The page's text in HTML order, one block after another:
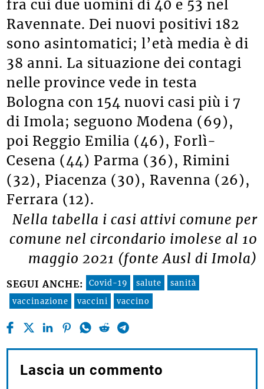
fra cui due uomini di 40 e 53 nel
Ravennate. Dei nuovi positivi 182
sono asintomatici; l’età media è di
38 anni. La situazione dei contagi
nelle province vede in testa
Bologna con 154 nuovi casi più i 7
di Imola; seguono Modena (69),
poi Reggio Emilia (46), Forlì-
Cesena (44) Parma (36), Rimini
(32), Piacenza (30), Ravenna (26),
Ferrara (12).
Nella tabella i casi attivi comune per
comune nel circondario imolese al 10
maggio 2021 (fonte Ausl di Imola)
SEGUI ANCHE: Covid-19 salute
sanità
vaccinazione
vaccini vaccino
Lascia un commento